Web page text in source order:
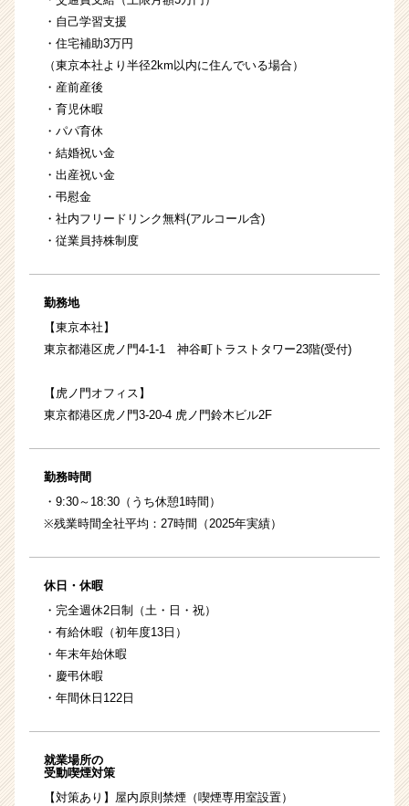
・自己学習支援
・住宅補助3万円
（東京本社より半径2km以内に住んでいる場合）
・産前産後
・育児休暇
・パパ育休
・結婚祝い金
・出産祝い金
・弔慰金
・社内フリードリンク無料(アルコール含)
・従業員持株制度
勤務地
【東京本社】
東京都港区虎ノ門4-1-1 神谷町トラストタワー23階(受付)
【虎ノ門オフィス】
東京都港区虎ノ門3-20-4 虎ノ門鈴木ビル2F
勤務時間
・9:30～18:30（うち休憩1時間）
※残業時間全社平均：27時間（2025年実績）
休日・休暇
・完全週休2日制（土・日・祝）
・有給休暇（初年度13日）
・年末年始休暇
・慶弔休暇
・年間休日122日
就業場所の
受動喫煙対策
【対策あり】屋内原則禁煙（喫煙専用室設置）